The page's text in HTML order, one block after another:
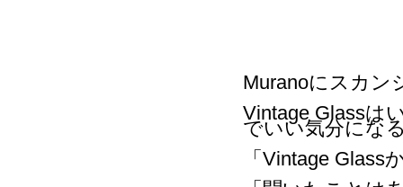
Muranoにスカン
Vintage Glassは
でいい気分にな
「Vintage Glass